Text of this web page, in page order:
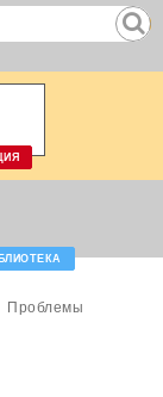
Проблемы